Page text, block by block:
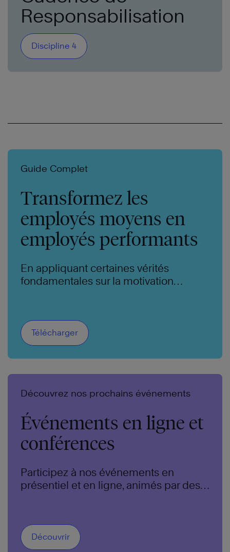
Responsabilisation
Discipline 4
Guide Complet
Transformez les
employés moyens en
employés performants
En appliquant certaines vérités
fondamentales sur la motivation
performants et des équipes ordinaires
en équipes puissantes.
Télécharger
Découvrez nos prochains événements
Événements en ligne et
conférences
Participez à nos événements en
présentiel et en ligne, animés par des
Découvrir